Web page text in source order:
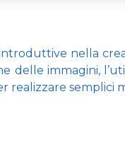
nella
immagini,
semplici